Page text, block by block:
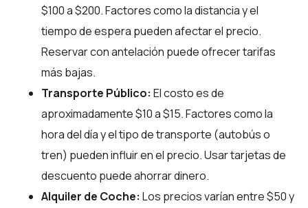
$100 a $200. Factores como la distancia y el
tiempo de espera pueden afectar el precio.
Reservar con antelación puede ofrecer tarifas
más bajas.
Transporte Público: El costo es de
aproximadamente $10 a $15. Factores como la
hora del día y el tipo de transporte (autobús o
tren) pueden influir en el precio. Usar tarjetas de
descuento puede ahorrar dinero.
Alquiler de Coche: Los precios varían entre $50 y